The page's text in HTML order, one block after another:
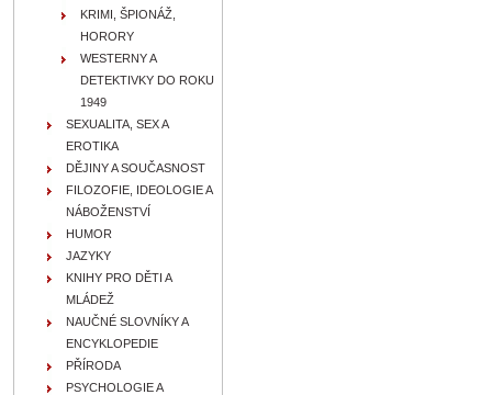
KRIMI, ŠPIONÁŽ,
HORORY
WESTERNY A
DETEKTIVKY DO ROKU
1949
SEXUALITA, SEX A
EROTIKA
DĚJINY A SOUČASNOST
FILOZOFIE, IDEOLOGIE A
NÁBOŽENSTVÍ
HUMOR
JAZYKY
KNIHY PRO DĚTI A
MLÁDEŽ
NAUČNÉ SLOVNÍKY A
ENCYKLOPEDIE
PŘÍRODA
PSYCHOLOGIE A